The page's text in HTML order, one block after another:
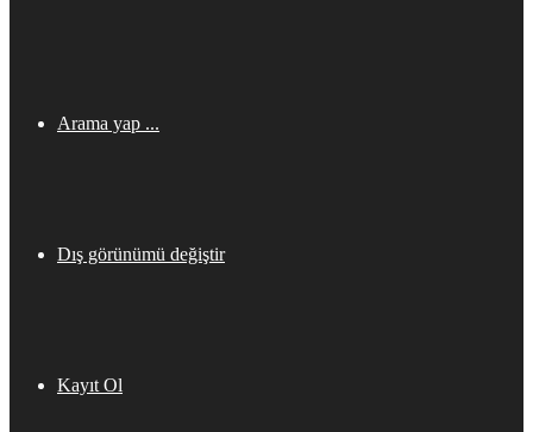
Arama yap ...
Dış görünümü değiştir
Kayıt Ol